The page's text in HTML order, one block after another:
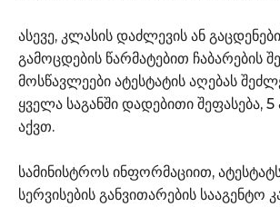
ასევე, კლასის დაძლევის ან
გამოცდების წარმატებით ჩაბარების
მოსწავლეები ატესტატის აღებას
ყველა საგანში დადებითი შეფასება, 5
აქვთ.
სამინისტროს ინფორმაციით,
სერვისების განვითარების სააგენტო